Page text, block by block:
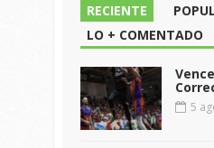
RECIENTE
LO + COMENTADO
5